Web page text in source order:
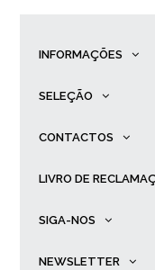
INFORMAÇÕES
SELEÇÃO
CONTACTOS
LIVRO DE
SIGA-NOS
NEWSLETTER